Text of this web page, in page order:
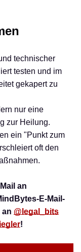
technischer
testen und im
gekapert zu
nur eine
zur Heilung.
ein "Punkt zum
oft den
an
E-Mail-
an @legal_bits
!